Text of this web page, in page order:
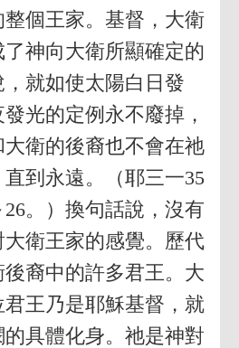
整個王家。基督，大衛
神向大衛所顯確定的
就如使太陽白日發
光的定例永不廢掉，
衛的後裔也不會在祂
到永遠。（耶三一35
26。）換句話說，沒有
衛王家的感覺。歷代
裔中的許多君王。大
王乃是耶穌基督，就
具體化身。祂是神對